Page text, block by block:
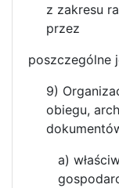
z zakresu
przez
poszczególne
9)
obiegu,
a)